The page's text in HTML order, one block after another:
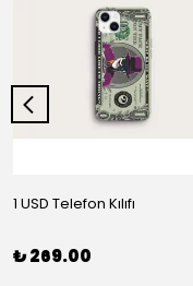
1 USD Telefon Kılıfı
₺ 269.00